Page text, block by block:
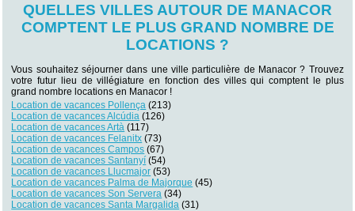
QUELLES VILLES AUTOUR DE MANACOR
COMPTENT LE PLUS GRAND NOMBRE DE
LOCATIONS ?
Vous souhaitez séjourner dans une ville particulière de Manacor ? Trouvez
votre futur lieu de villégiature en fonction des villes qui comptent le plus
grand nombre locations en Manacor !
Location de vacances Pollença (213)
Location de vacances Alcúdia (126)
Location de vacances Artà (117)
Location de vacances Felanitx (73)
Location de vacances Campos (67)
Location de vacances Santanyí (54)
Location de vacances Llucmajor (53)
Location de vacances Palma de Majorque (45)
Location de vacances Son Servera (34)
Location de vacances Santa Margalida (31)